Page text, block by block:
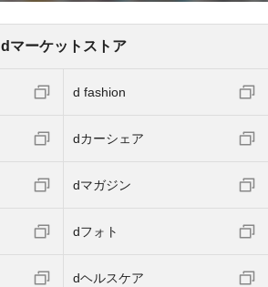
dマーケットストア
d fashion
dカーシェア
dマガジン
dフォト
dヘルスケア